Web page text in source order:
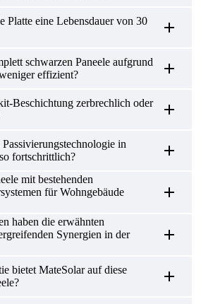
Platte eine Lebensdauer von 30
schwarzen Paneele aufgrund
effizient?
Beschichtung zerbrechlich oder
Passivierungstechnologie in
fortschrittlich?
mit bestehenden
für Wohngebäude
haben die erwähnten
Synergien in der
bietet MateSolar auf diese